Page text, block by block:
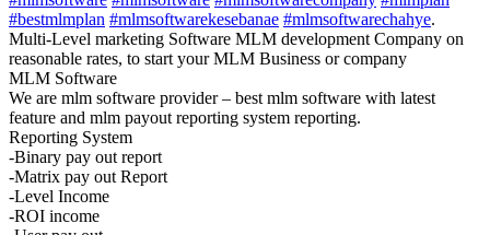
#bestmlmplan #mlmsoftwarekesebanae #mlmsoftwarechahye.
Multi-Level marketing Software MLM development Company on
reasonable rates, to start your MLM Business or company
MLM Software
We are mlm software provider – best mlm software with latest
feature and mlm payout reporting system reporting.
Reporting System
-Binary pay out report
-Matrix pay out Report
-Level Income
-ROI income